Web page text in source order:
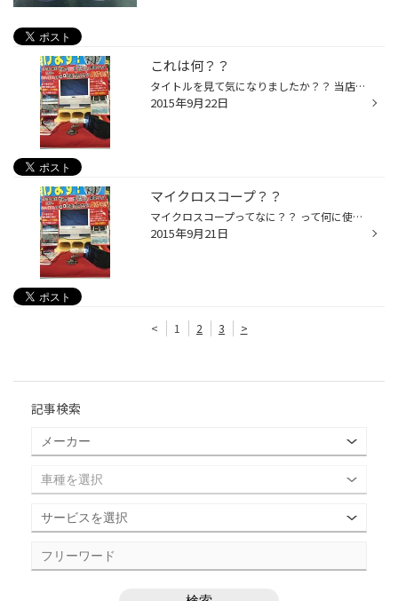
これは何？？
タイトルを見て気になりましたか？？ 当店に新しく加わったマイクロスコープ君のご紹介。 スタッドレスの内部を見る事の出来る道具です。 ブリヂストンのブリザックは、発泡ゴムを採用しています。 見た目には、わかりにくいですが、マイクロスコープ君を 使うと・・・なんとはっきりと見えちゃうん...
2015年9月22日
マイクロスコープ？？
マイクロスコープってなに？？ って何に使うの？？？ なんて思うと思いますが、当店では タイヤの状態を見るために使っております。 ブリヂストンのブリザックは、発泡ゴムを 採用しているのですが、見た目ではわかりにくい ですよね！！それを見て分かるようにしてくれるのが このマイクロスコープ...
2015年9月21日
< 1 2 3 >
記事検索